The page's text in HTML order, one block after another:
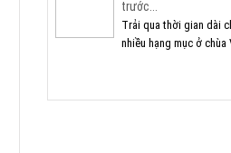
trước...
Trải qua thời gian dài
nhiều hạng mục ở chùa